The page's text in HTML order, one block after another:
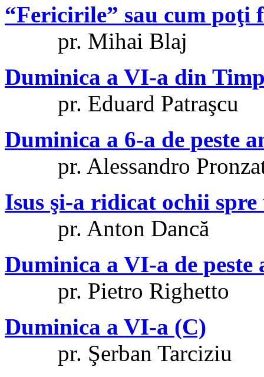
“Fericirile” sau cum poţi
pr. Mihai Blaj
Duminica a VI-a din
pr. Eduard Patraşcu
Duminica a 6-a de peste
pr. Alessandro
Isus şi-a ridicat ochii spre
pr. Anton Dancă
Duminica a VI-a de peste
pr. Pietro Righetto
Duminica a VI-a (C)
pr. Şerban Tarciziu